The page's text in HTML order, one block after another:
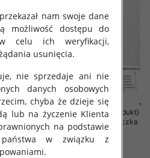
Bluzki damskie (Francja produkt)
Roz Standard, Mix Kolor Paczka
10 szt
nam swoje dane
możliwość dostępu do
celu ich weryfikacji,
usunięcia.
nie sprzedaje ani nie
danych osobowych
chyba że dzieje się
lub na życzenie Klienta
na podstawie
w związku z